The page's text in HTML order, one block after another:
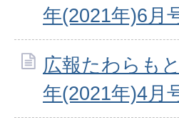
年(2021年)6月
広報たわらも
年(2021年)4月